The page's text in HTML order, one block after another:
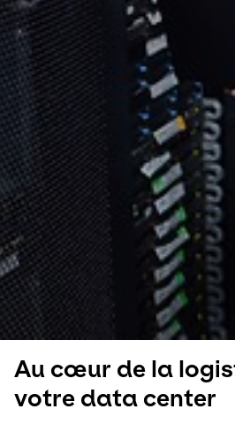
Canada
Au cœur de la
votre data center